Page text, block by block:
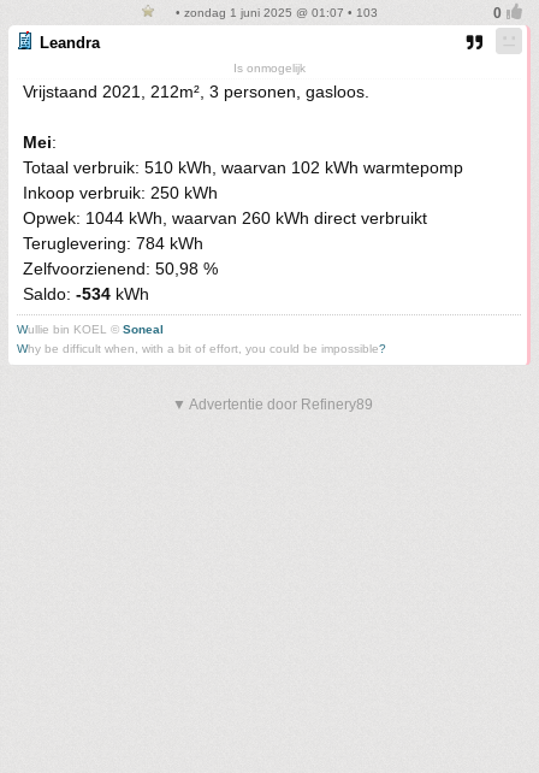
• zondag 1 juni 2025 @ 01:07 • 103
Leandra
Is onmogelijk
Vrijstaand 2021, 212m², 3 personen, gasloos.
Mei:
Totaal verbruik: 510 kWh, waarvan 102 kWh warmtepomp
Inkoop verbruik: 250 kWh
Opwek: 1044 kWh, waarvan 260 kWh direct verbruikt
Teruglevering: 784 kWh
Zelfvoorzienend: 50,98 %
Saldo: -534 kWh
Wullie bin KOEL © Soneal
Why be difficult when, with a bit of effort, you could be impossible?
▼ Advertentie door Refinery89